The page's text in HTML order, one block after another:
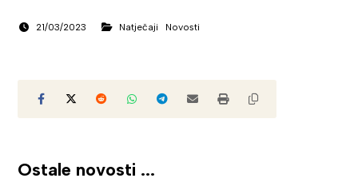
21/03/2023 Natječaji Novosti
Ostale novosti ...